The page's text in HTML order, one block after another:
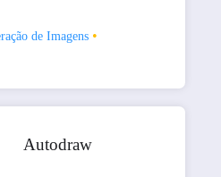
de Imagens •
Autodraw